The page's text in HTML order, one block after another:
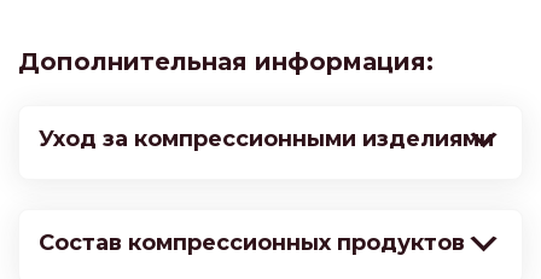
Дополнительная информация:
Уход за компрессионными изделиями
Состав компрессионных продуктов